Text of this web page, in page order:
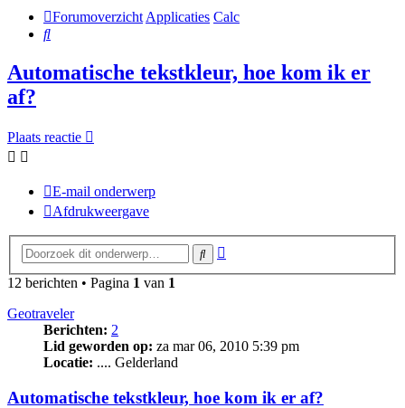
Forumoverzicht Applicaties Calc
Zoek
Automatische tekstkleur, hoe kom ik er
af?
Plaats reactie
E-mail onderwerp
Afdrukweergave
Zoek
12 berichten • Pagina 1 van 1
Geotraveler
Berichten: 2
Lid geworden op: za mar 06, 2010 5:39 pm
Locatie: .... Gelderland
Automatische tekstkleur, hoe kom ik er af?